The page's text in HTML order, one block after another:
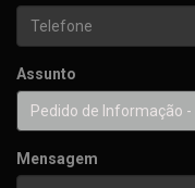
Assunto
Mensagem